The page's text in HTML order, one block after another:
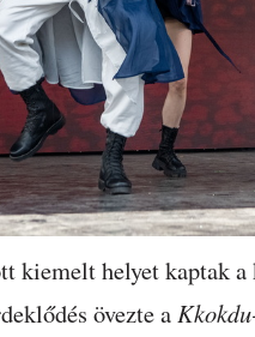
kiemelt helyet kaptak a
övezte a